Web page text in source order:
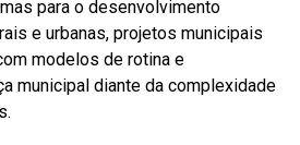
para o desenvolvimento
e urbanas, projetos municipais
modelos de rotina e
municipal diante da complexidade